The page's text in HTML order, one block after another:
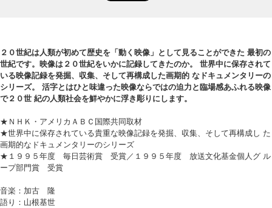
２０世紀は人類が初めて歴史を「動く映像」として見ることができた 最初の
世紀です。映像は２０世紀をいかに記録してきたのか。 世界中に保存されて
いる映像記録を発掘、収集、そして再構成した画期的 なドキュメンタリーの
シリーズ。 活字とはひと味違った映像ならではの迫力と臨場感あふれる映像
で２０世 紀の人類社会を鮮やかに浮き彫りにします。
★ＮＨＫ・アメリカＡＢＣ国際共同取材
★世界中に保存されている貴重な映像記録を発掘、収集、そして再構成し た
画期的なドキュメンタリーのシリーズ
★１９９５年度 毎日芸術賞 受賞／１９９５年度 放送文化基金個人グ ル
ープ部門賞 受賞
音楽：加古 隆
語り：山根基世